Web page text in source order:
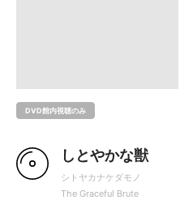
DVD館内視聴のみ
しとやかな獣
シトヤカナケダモノ
The Graceful Brute